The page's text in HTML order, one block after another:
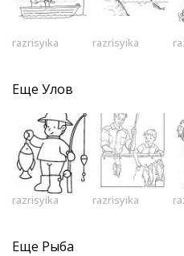
razrisyika razrisyika
Еще Улов
razrisyika razrisyika
Еще Рыба